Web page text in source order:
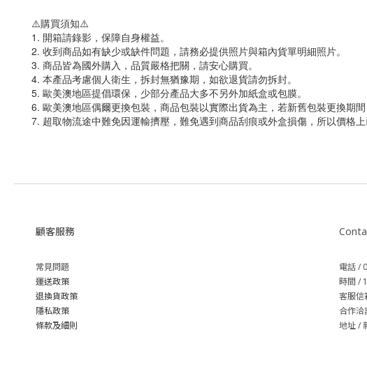
⚠️購買須知⚠️
1. 開箱請錄影，保障自身權益。
2. 收到商品如有缺少或缺件問題，請務必提供照片與箱內貨單明細照片。
3. 商品皆為國外購入，品質嚴格把關，請安心購買。
4. 本產品考慮個人衛生，拆封無猶豫期，如欲退貨請勿拆封。
5. 歐美澳地區提倡環保，少部分產品大多不另外加紙盒或包膜。
6. 歐美澳地區偶爾更換包裝，商品包裝以實際出貨為主，若新舊包裝更換期間
7. 超取物流途中難免因運輸擠壓，難免遇到商品刮痕或外盒損傷，所以價格
顧客服務
常見問題
運送政策
退換貨政策
隱私政策
條款及細則
電話 /
時間 /
客服
合作
地址 /